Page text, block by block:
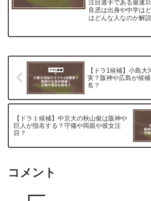
注目選手である最速
良丞は出身や中学は
はどんな人なのか解説
【ドラ1候補】小島
実？阪神や広島が候
名？
【ドラ１候補】中京大の秋山俊は阪神や
巨人が指名する？守備や両親や彼女注
目？
コメント